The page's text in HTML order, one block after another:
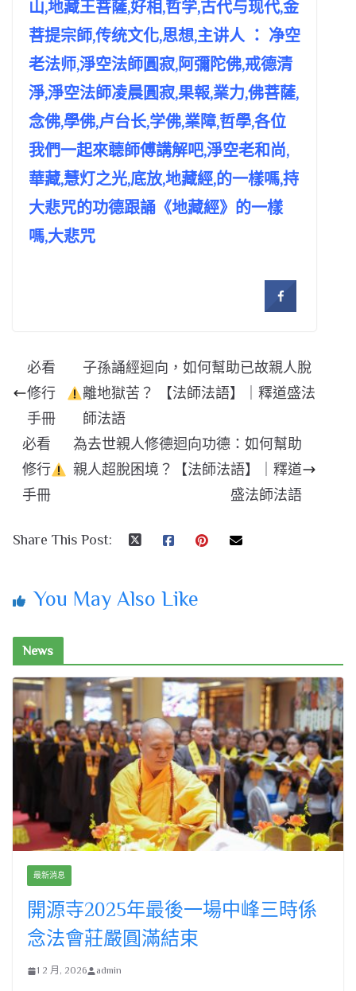
山,地藏王菩薩,好相,哲学,古代与现代,金
菩提宗師,传统文化,思想,主讲人 ： 净空
老法师,淨空法師圓寂,阿彌陀佛,戒德清
淨,淨空法師凌晨圓寂,果報,業力,佛菩薩,
念佛,學佛,卢台长,学佛,業障,哲學,各位
我們一起來聼師傅講解吧,淨空老和尚,
華藏,慧灯之光,底放,地藏經,的一樣嗎,持
大悲咒的功德跟誦《地藏經》的一樣
嗎,大悲咒
必看
修行
手冊
子孫誦經迴向，如何幫助已故親人脫
離地獄苦？ 【法師法語】｜釋道盛法
師法語
必看
修行
手冊
為去世親人修德迴向功德：如何幫助
親人超脫困境？【法師法語】｜釋道
盛法師法語
Share This Post:
You May Also Like
News
最新消息
開源寺2025年最後一場中峰三時係
念法會莊嚴圓滿結束
1 2 月, 2026 admin